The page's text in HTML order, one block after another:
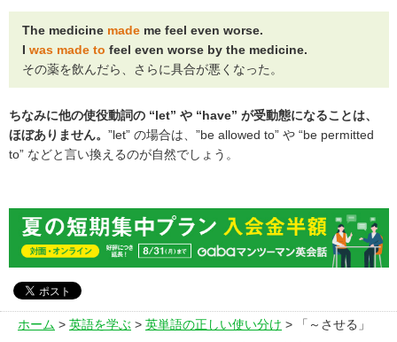
The medicine made me feel even worse.
I was made to feel even worse by the medicine.
その薬を飲んだら、さらに具合が悪くなった。
ちなみに他の使役動詞の “let” や “have” が受動態になることは、
ほぼありません。 ”let” の場合は、”be allowed to” や “be permitted
to” などと言い換えるのが自然でしょう。
ホーム > 英語を学ぶ > 英単語の正しい使い分け > 「～させる」